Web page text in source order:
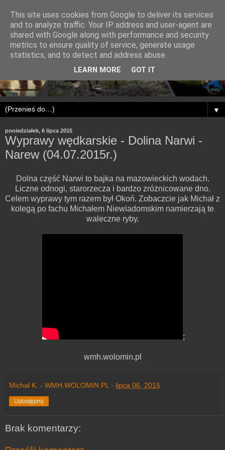
▼
poniedziałek, 6 lipca 2015
Wyprawy wędkarskie - Dolina Narwi -
Narew (04.07.2015r.)
Dolna część Narwi to bajka na mazowieckich wodach.
Liczne odnogi, starorzecza i bardzo zróżnicowane dno.
Celem wyprawy tym razem był Okoń. Zobaczcie jak Michał z
kolegą po fachu Michałem Niewiadomskim namierzają te
waleczne ryby.
;
wmh.wolomin.pl
Michał K. - WMH.WOLOMIN.PL - lipca 06, 2015
Udostępnij
Brak komentarzy:
This site uses cookies from Google to deliver its services
and to analyze traffic. Your IP address and user-agent are
shared with Google along with performance and security
metrics to ensure quality of service, generate usage
statistics, and to detect and address abuse.
LEARN MORE GOT IT